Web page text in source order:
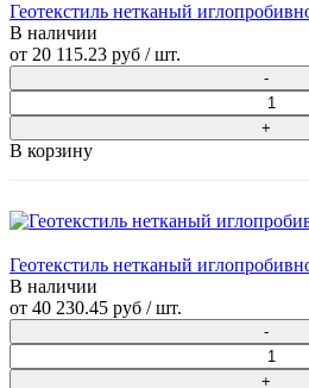
Геотекстиль нетканый
В наличии
от 20 115.23 руб / шт.
В корзину
Геотекстиль нетканый
В наличии
от 40 230.45 руб / шт.